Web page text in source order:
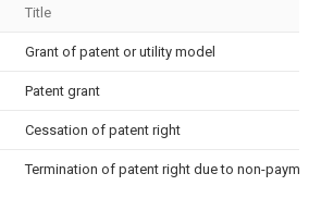
Title
Grant of patent or utility model
Patent grant
Cessation of patent right
Termination of patent right due to non-